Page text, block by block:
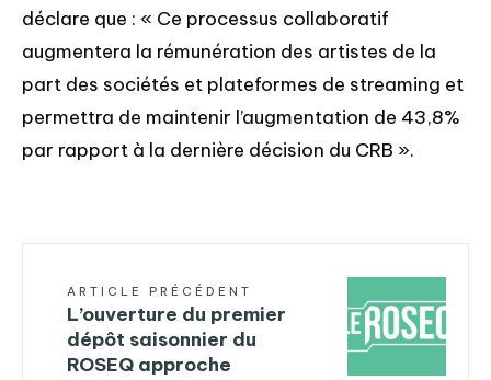
déclare que : « Ce processus collaboratif
augmentera la rémunération des artistes de la
part des sociétés et plateformes de streaming et
permettra de maintenir l’augmentation de 43,8%
par rapport à la dernière décision du CRB ».
ARTICLE PRÉCÉDENT
L’ouverture du premier
dépôt saisonnier du
ROSEQ approche